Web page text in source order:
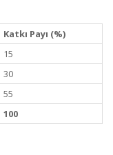
Katkı Payı (%)
15
30
55
100